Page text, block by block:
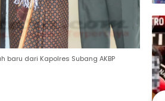
dari Kapolres Subang AKBP